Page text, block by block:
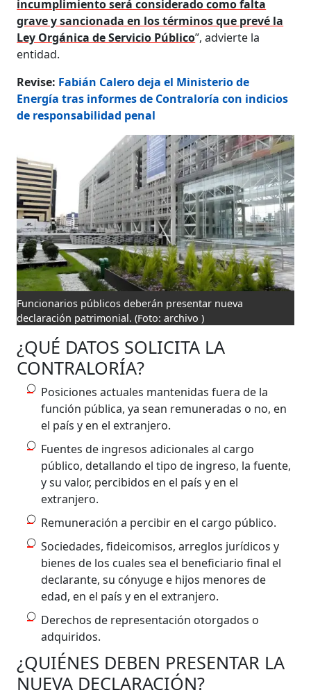
incumplimiento será considerado como falta
grave y sancionada en los términos que prevé la
Ley Orgánica de Servicio Público”, advierte la
entidad.
Revise: Fabián Calero deja el Ministerio de
Energía tras informes de Contraloría con indicios
de responsabilidad penal​​​​​​
Funcionarios públicos deberán presentar nueva
declaración patrimonial. (Foto: archivo )
¿QUÉ DATOS SOLICITA LA
CONTRALORÍA?
Posiciones actuales mantenidas fuera de la
función pública, ya sean remuneradas o no, en
el país y en el extranjero.
Fuentes de ingresos adicionales al cargo
público, detallando el tipo de ingreso, la fuente,
y su valor, percibidos en el país y en el
extranjero.
Remuneración a percibir en el cargo público.
Sociedades, fideicomisos, arreglos jurídicos y
bienes de los cuales sea el beneficiario final el
declarante, su cónyuge e hijos menores de
edad, en el país y en el extranjero.
Derechos de representación otorgados o
adquiridos.
¿QUIÉNES DEBEN PRESENTAR LA
NUEVA DECLARACIÓN?